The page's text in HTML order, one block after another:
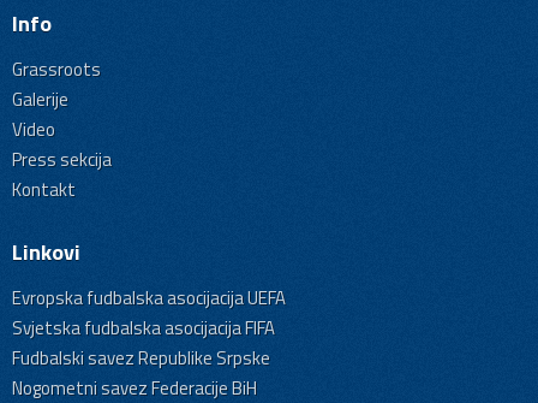
Info
Grassroots
Galerije
Video
Press sekcija
Kontakt
Linkovi
Evropska fudbalska asocijacija UEFA
Svjetska fudbalska asocijacija FIFA
Fudbalski savez Republike Srpske
Nogometni savez Federacije BiH